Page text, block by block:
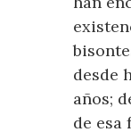
desde
años;
de esa